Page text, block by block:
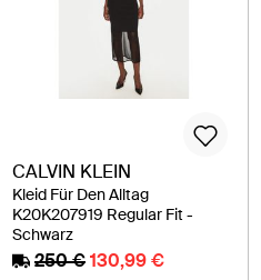
CALVIN KLEIN
Kleid Für Den Alltag
K20K207919 Regular Fit -
Schwarz
250 €130,99 €